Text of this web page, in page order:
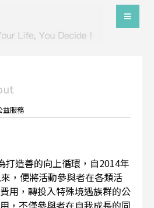
益服務
打造善的向上循環，自2014年
，便將活動參與者在各類活
用，轉投入特殊境遇族群的公
，不僅參與者在自我成長的同